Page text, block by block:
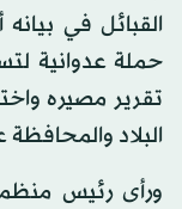
القبائل في
حملة عدوانية
تقرير مصيره
البلاد
ورأى رئيس